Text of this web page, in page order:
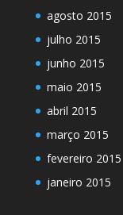
agosto 2015
julho 2015
junho 2015
maio 2015
abril 2015
março 2015
fevereiro 2015
janeiro 2015